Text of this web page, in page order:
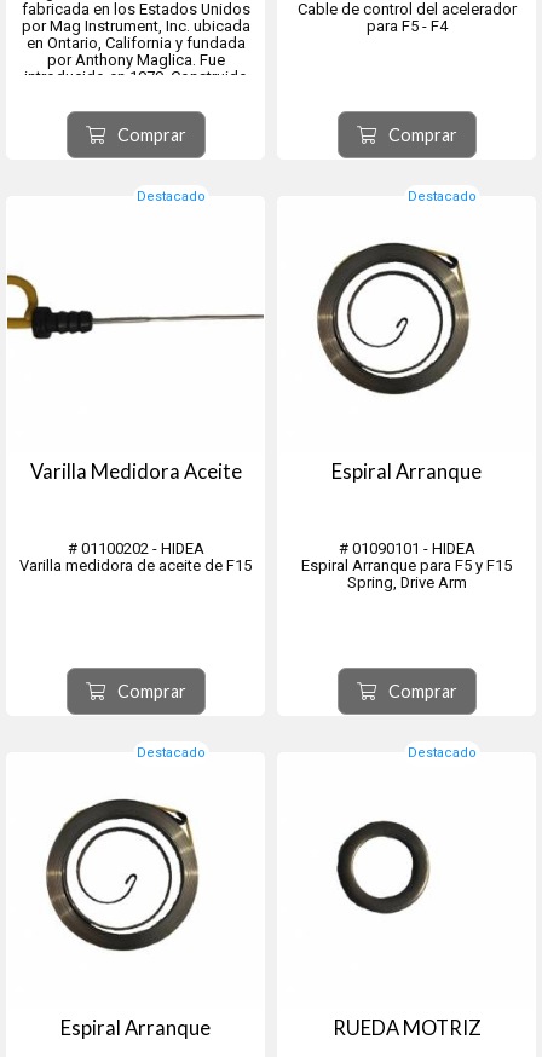
fabricada en los Estados Unidos
por Mag Instrument, Inc. ubicada
en Ontario, California y fundada
por Anthony Maglica. Fue
introducido en 1979. Construido
anodizado 6061, tienen un haz de
enfoque regulable.
Comprar
Cable de control del acelerador
para F5 - F4
Comprar
Destacado
Varilla Medidora Aceite
# 01100202 - HIDEA
Varilla medidora de aceite de F15
Comprar
Destacado
Espiral Arranque
# 01090101 - HIDEA
Espiral Arranque para F5 y F15
Spring, Drive Arm
Comprar
Destacado
Espiral Arranque
Destacado
RUEDA MOTRIZ